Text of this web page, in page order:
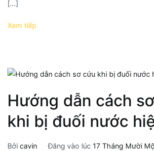
[…]
Xem tiếp
Hướng dẫn cách
khi bị đuối nước
Bởi cavin Đăng vào lúc 17 Tháng Mười